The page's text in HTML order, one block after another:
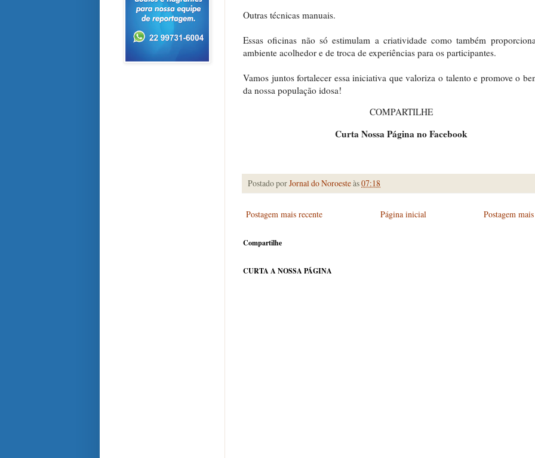
Outras técnicas manuais.
Essas oficinas não só estimulam a criatividade como também
ambiente acolhedor e de troca de experiências para os participantes.
Vamos juntos fortalecer essa iniciativa que valoriza o talento e promove o
da nossa população idosa!
COMPARTILHE
Curta Nossa Página no Facebook
Postado porJornal do Noroesteàs07:18
Postagem mais recente Postagem
Página inicial
Compartilhe
CURTA A NOSSA PÁGINA